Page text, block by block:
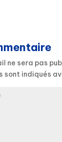
ne sera pas
sont indiqués